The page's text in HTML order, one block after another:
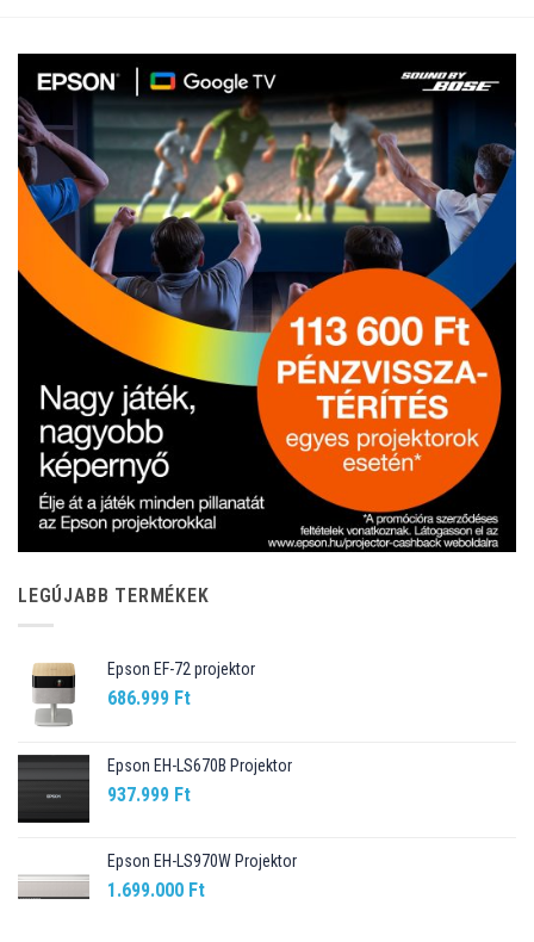
LEGÚJABB TERMÉKEK
Epson EF-72 projektor
686.999 Ft
Epson EH-LS670B Projektor
937.999 Ft
Epson EH-LS970W Projektor
1.699.000 Ft